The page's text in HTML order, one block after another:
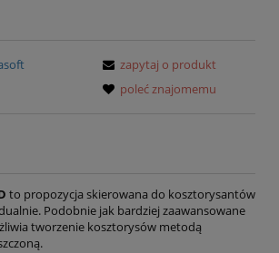
zapytaj o produkt
poleć znajomemu
to propozycja skierowana do kosztorysantów
Podobnie jak bardziej zaawansowane
tworzenie kosztorysów metodą